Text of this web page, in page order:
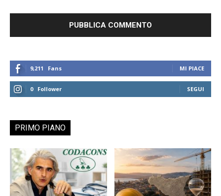
9,211 Fans MI PIACE
0 Follower SEGUI
PRIMO PIANO